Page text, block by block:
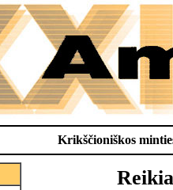
Krikščioniškos